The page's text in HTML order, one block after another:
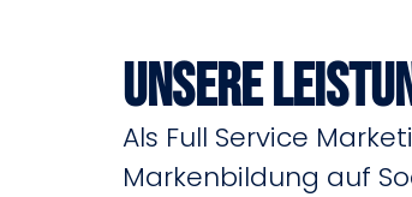
Unsere
Als Full Service
Markenbildung auf